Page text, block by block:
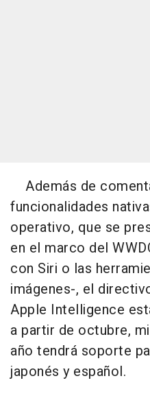
Además de
funcionalidades
operativo, que se
en el marco del
con Siri o las
imágenes-, el
Apple Intelligence
a partir de octubre,
año tendrá soporte
japonés y español.